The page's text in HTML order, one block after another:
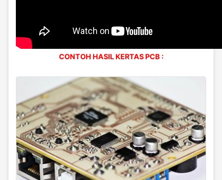
CONTOH HASIL KERTAS PCB :